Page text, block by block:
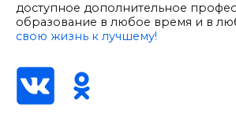
доступное дополнительное
образование в любое время и в
свою жизнь к лучшему!